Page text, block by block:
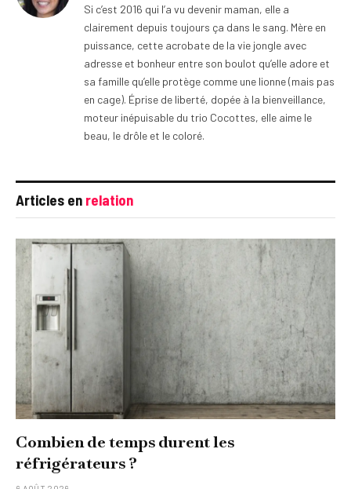
Si c’est 2016 qui l’a vu devenir maman, elle a
clairement depuis toujours ça dans le sang. Mère en
puissance, cette acrobate de la vie jongle avec
adresse et bonheur entre son boulot qu’elle adore et
sa famille qu’elle protège comme une lionne (mais pas
en cage). Éprise de liberté, dopée à la bienveillance,
moteur inépuisable du trio Cocottes, elle aime le
beau, le drôle et le coloré.
Articles en relation
Combien de temps durent les
réfrigérateurs ?